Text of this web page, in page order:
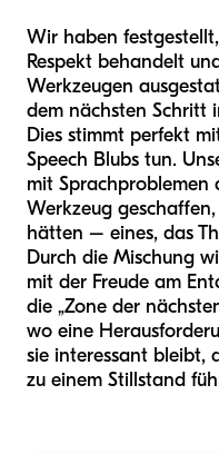
Wir haben
Respekt behandelt
Werkzeugen
dem nächsten Schritt
Dies stimmt perfekt
Speech Blubs tun.
mit Sprachproblemen
Werkzeug
hätten – eines, das
Durch die Mischung
mit der Freude am
die „Zone der
wo eine
sie interessant bleibt,
zu einem Stillstand